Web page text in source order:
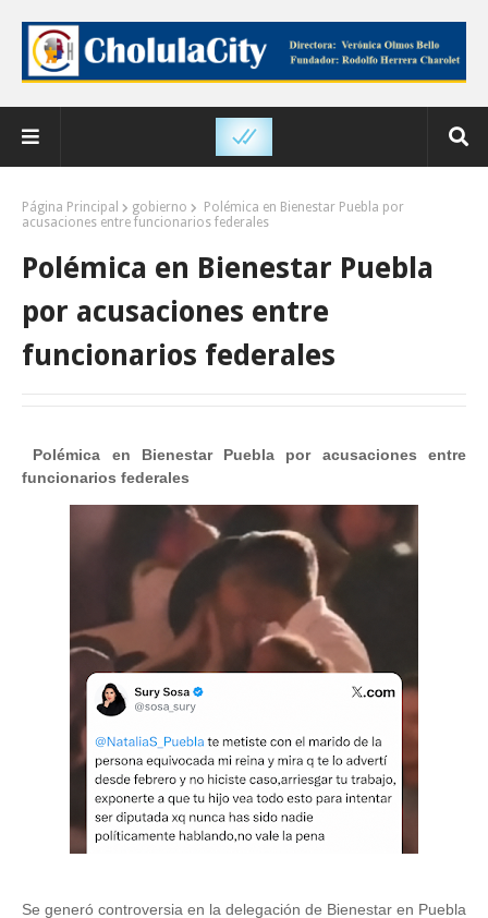
Página Principal gobierno
Polémica en Bienestar Puebla por
acusaciones entre funcionarios federales
Polémica en Bienestar Puebla
por acusaciones entre
funcionarios federales
Polémica en Bienestar Puebla por acusaciones entre
funcionarios federales
Se generó controversia en la delegación de Bienestar en Puebla